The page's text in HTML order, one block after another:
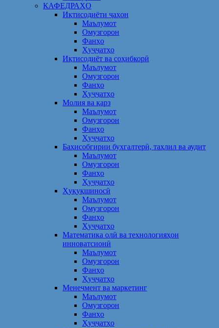
КАФЕДРАҲО
Иқтисодиёти ҷаҳон
Маълумот
Омузгорон
Фанҳо
Ҳуҷҷатҳо
Иқтисодиёт ва соҳибкорӣ
Маълумот
Омузгорон
Фанҳо
Ҳуҷҷатҳо
Молия ва қарз
Маълумот
Омузгорон
Фанҳо
Ҳуҷҷатҳо
Баҳисобгирии бухгалтерӣ, таҳлил ва аудит
Маълумот
Омузгорон
Фанҳо
Ҳуҷҷатҳо
Ҳуқуқшиносӣ
Маълумот
Омузгорон
Фанҳо
Ҳуҷҷатҳо
Математика олӣ ва технологияҳои
инноватсионӣ
Маълумот
Омузгорон
Фанҳо
Ҳуҷҷатҳо
Менеҷмент ва маркетинг
Маълумот
Омузгорон
Фанҳо
Ҳуҷҷатҳо